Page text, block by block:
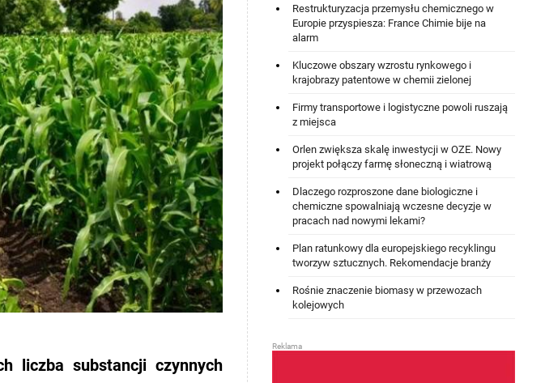
liczba substancji czynnych
Restrukturyzacja przemysłu chemicznego w
Europie przyspiesza: France Chimie bije na
alarm
Kluczowe obszary wzrostu rynkowego i
krajobrazy patentowe w chemii zielonej
Firmy transportowe i logistyczne powoli ruszają
z miejsca
Orlen zwiększa skalę inwestycji w OZE. Nowy
projekt połączy farmę słoneczną i wiatrową
Dlaczego rozproszone dane biologiczne i
chemiczne spowalniają wczesne decyzje w
pracach nad nowymi lekami?
Plan ratunkowy dla europejskiego recyklingu
tworzyw sztucznych. Rekomendacje branży
Rośnie znaczenie biomasy w przewozach
kolejowych